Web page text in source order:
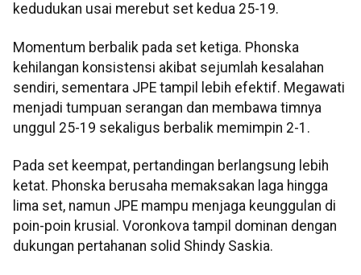
kedudukan usai merebut set kedua 25-19.
Momentum berbalik pada set ketiga. Phonska
kehilangan konsistensi akibat sejumlah kesalahan
sendiri, sementara JPE tampil lebih efektif. Megawati
menjadi tumpuan serangan dan membawa timnya
unggul 25-19 sekaligus berbalik memimpin 2-1.
Pada set keempat, pertandingan berlangsung lebih
ketat. Phonska berusaha memaksakan laga hingga
lima set, namun JPE mampu menjaga keunggulan di
poin-poin krusial. Voronkova tampil dominan dengan
dukungan pertahanan solid Shindy Saskia.